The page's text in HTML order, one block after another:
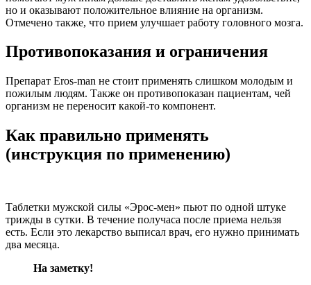
но и оказывают положительное влияние на организм.
Отмечено также, что прием улучшает работу головного мозга.
Противопоказания и ограничения
Препарат Eros-man не стоит применять слишком молодым и
пожилым людям. Также он противопоказан пациентам, чей
организм не переносит какой-то компонент.
Как правильно применять
(инструкция по применению)
Таблетки мужской силы «Эрос-мен» пьют по одной штуке
трижды в сутки. В течение получаса после приема нельзя
есть. Если это лекарство выписал врач, его нужно принимать
два месяца.
На заметку!